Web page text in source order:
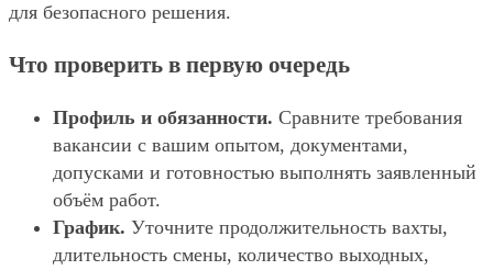
для безопасного решения.
Что проверить в первую очередь
Профиль и обязанности. Сравните требования
вакансии с вашим опытом, документами,
допусками и готовностью выполнять заявленный
объём работ.
График. Уточните продолжительность вахты,
длительность смены, количество выходных,